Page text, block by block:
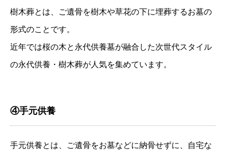
樹木葬とは、ご遺骨を樹木や草花の下に埋葬するお墓の
形式のことです。
近年では桜の木と永代供養墓が融合した次世代スタイル
の永代供養・樹木葬が人気を集めています。
④手元供養
手元供養とは、ご遺骨をお墓などに納骨せずに、自宅な